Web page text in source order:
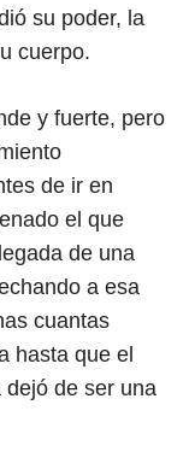
su poder, la
cuerpo.
y fuerte, pero
de ir en
el que
de una
a esa
cuantas
hasta que el
de ser una